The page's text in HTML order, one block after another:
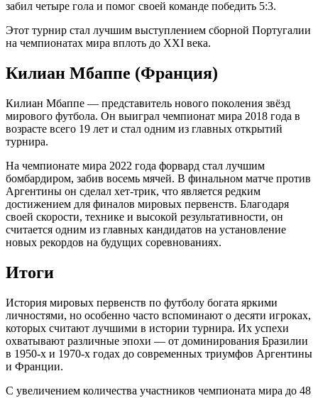
забил четыре гола и помог своей команде победить 5:3.
Этот турнир стал лучшим выступлением сборной Португалии
на чемпионатах мира вплоть до XXI века.
Килиан Мбаппе (Франция)
Килиан Мбаппе — представитель нового поколения звёзд
мирового футбола. Он выиграл чемпионат мира 2018 года в
возрасте всего 19 лет и стал одним из главных открытий
турнира.
На чемпионате мира 2022 года форвард стал лучшим
бомбардиром, забив восемь мячей. В финальном матче против
Аргентины он сделал хет-трик, что является редким
достижением для финалов мировых первенств. Благодаря
своей скорости, технике и высокой результативности, он
считается одним из главных кандидатов на установление
новых рекордов на будущих соревнованиях.
Итоги
История мировых первенств по футболу богата яркими
личностями, но особенно часто вспоминают о десяти игроках,
которых считают лучшими в истории турнира. Их успехи
охватывают различные эпохи — от доминирования Бразилии
в 1950-х и 1970-х годах до современных триумфов Аргентины
и Франции.
С увеличением количества участников чемпионата мира до 48